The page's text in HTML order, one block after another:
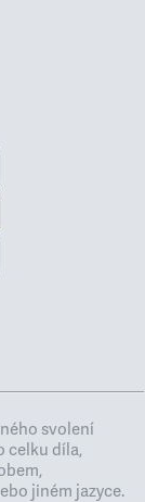
svolení
celku díla,
jiném jazyce.